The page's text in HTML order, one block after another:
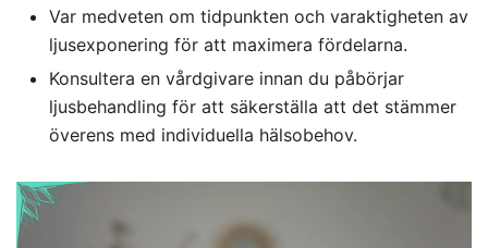
Var medveten om tidpunkten och varaktigheten av
ljusexponering för att maximera fördelarna.
Konsultera en vårdgivare innan du påbörjar
ljusbehandling för att säkerställa att det stämmer
överens med individuella hälsobehov.